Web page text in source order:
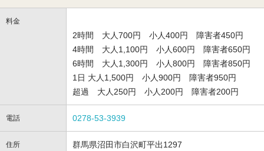
料金
2時間 大人700円 小人400円 障害者450円
4時間 大人1,100円 小人600円 障害者650円
6時間 大人1,300円 小人800円 障害者850円
1日 大人1,500円 小人900円 障害者950円
超過 大人250円 小人200円 障害者200円
電話 0278-53-3939
住所 群馬県沼田市白沢町平出1297